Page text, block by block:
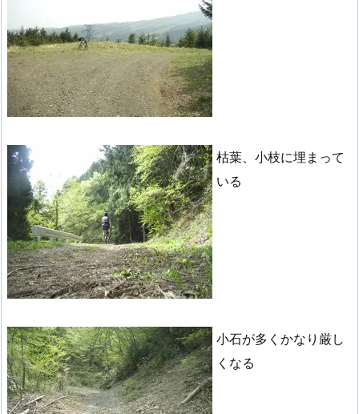
枯葉、小枝に埋まって
いる
小石が多くかなり厳し
くなる